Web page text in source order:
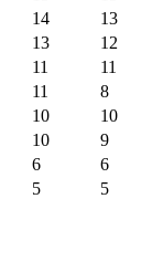
14
13
13
12
11
11
11
8
10
10
10
9
6
6
5
5